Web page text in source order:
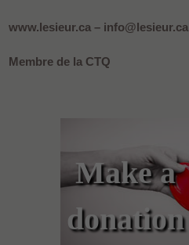
www.lesieur.ca – info@lesieur.ca
Membre de la CTQ
Make a
donation